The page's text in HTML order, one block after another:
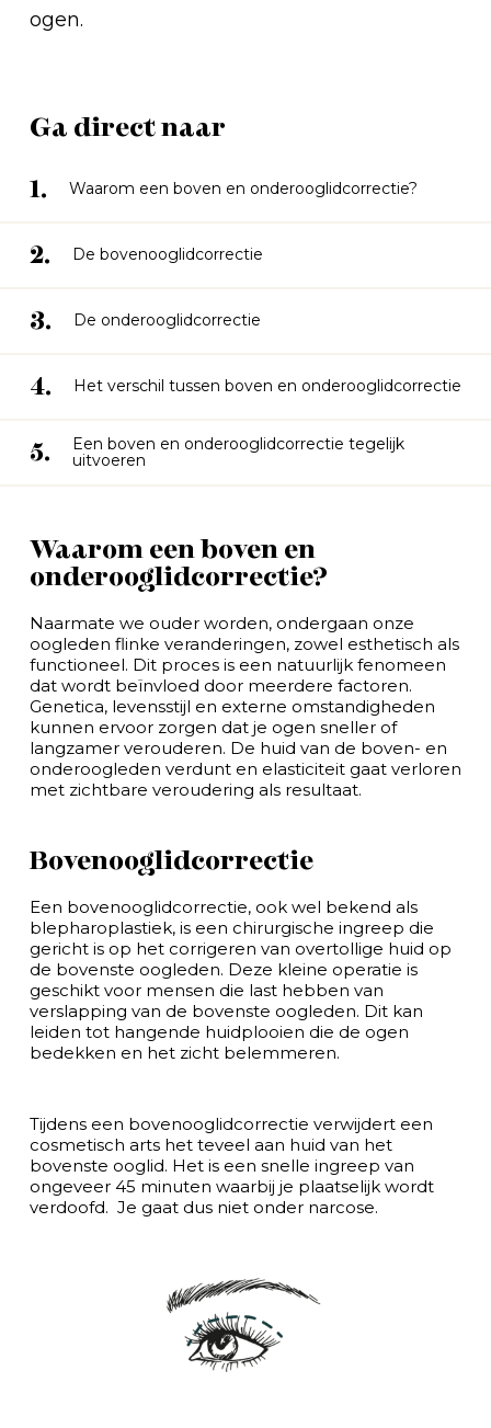
ogen.
Ga direct naar
1.
Waarom een boven en onderooglidcorrectie?
2. De bovenooglidcorrectie
3. De onderooglidcorrectie
4. Het verschil tussen boven en onderooglidcorrectie
5.
Een boven en onderooglidcorrectie tegelijk
uitvoeren
Waarom een boven en
onderooglidcorrectie?
Naarmate we ouder worden, ondergaan onze
oogleden flinke veranderingen, zowel esthetisch als
functioneel. Dit proces is een natuurlijk fenomeen
dat wordt beïnvloed door meerdere factoren.
Genetica, levensstijl en externe omstandigheden
kunnen ervoor zorgen dat je ogen sneller of
langzamer verouderen. De huid van de boven- en
onderoogleden verdunt en elasticiteit gaat verloren
met zichtbare veroudering als resultaat.
Bovenooglidcorrectie
Een bovenooglidcorrectie, ook wel bekend als
blepharoplastiek, is een chirurgische ingreep die
gericht is op het corrigeren van overtollige huid op
de bovenste oogleden. Deze kleine operatie is
geschikt voor mensen die last hebben van
verslapping van de bovenste oogleden. Dit kan
leiden tot hangende huidplooien die de ogen
bedekken en het zicht belemmeren.
Tijdens een bovenooglidcorrectie verwijdert een
cosmetisch arts het teveel aan huid van het
bovenste ooglid. Het is een snelle ingreep van
ongeveer 45 minuten waarbij je plaatselijk wordt
verdoofd. Je gaat dus niet onder narcose.